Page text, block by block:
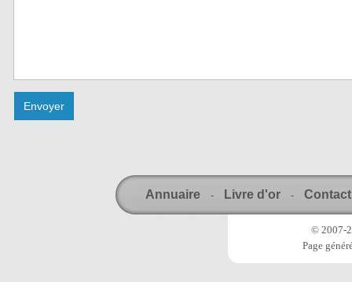
Annuaire - Livre d'or - Contact
© 2007-
Page